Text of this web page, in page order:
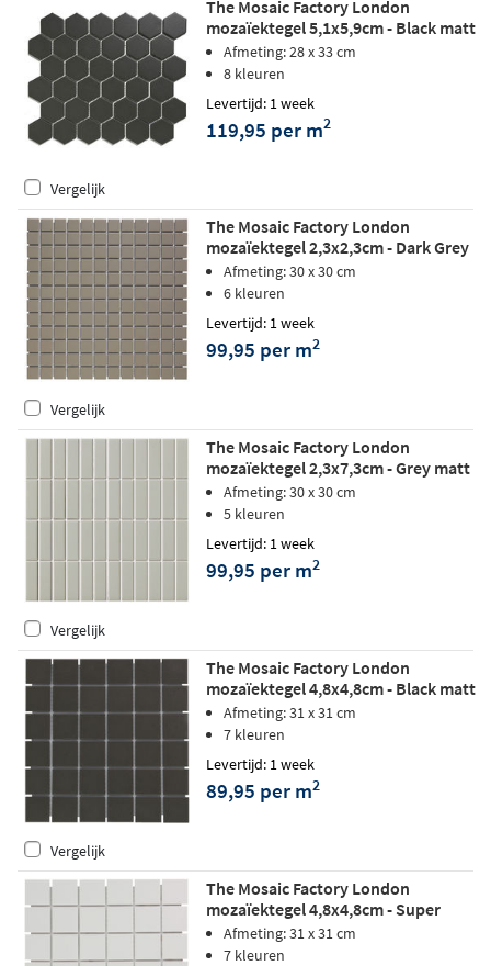
The Mosaic Factory London
mozaïektegel 5,1x5,9cm - Black matt
Afmeting: 28 x 33 cm
8 kleuren
Levertijd: 1 week
119,95 per m2
Vergelijk
The Mosaic Factory London
mozaïektegel 2,3x2,3cm - Dark Grey
mattAfmeting: 30 x 30 cm
6 kleuren
Levertijd: 1 week
99,95 per m2
Vergelijk
The Mosaic Factory London
mozaïektegel 2,3x7,3cm - Grey matt
Afmeting: 30 x 30 cm
5 kleuren
Levertijd: 1 week
99,95 per m2
Vergelijk
The Mosaic Factory London
mozaïektegel 4,8x4,8cm - Black matt
Afmeting: 31 x 31 cm
7 kleuren
Levertijd: 1 week
89,95 per m2
Vergelijk
The Mosaic Factory London
mozaïektegel 4,8x4,8cm - Super
White matt
Afmeting: 31 x 31 cm
7 kleuren